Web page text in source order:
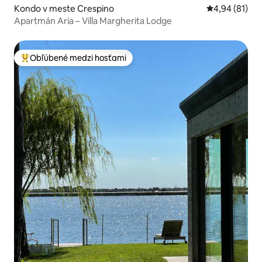
Kondo v meste Crespino Priemerné
4,94 (81)
Apartmán Aria – Villa Margherita Lodge
Najobľúbenejšie medzi hosťami
Obľúbené medzi hosťami